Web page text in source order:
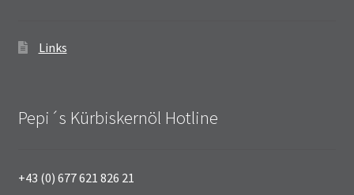
Links
Pepi´s Kürbiskernöl Hotline
+43 (0) 677 621 826 21